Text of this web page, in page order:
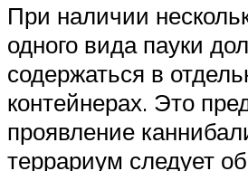
При наличии
одного вида пауки
содержаться в
контейнерах. Это
проявление
террариум следует